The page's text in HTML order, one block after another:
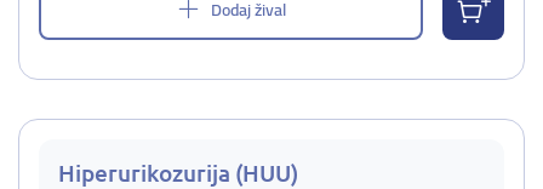
Dodaj žival
Hiperurikozurija (HUU)